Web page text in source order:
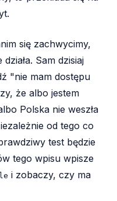
się zachwycimy,
Sam dzisiaj
"nie mam dostępu
że albo jestem
Polska nie weszła
od tego co
test będzie
tego wpisu wpisze
i zobaczy, czy ma